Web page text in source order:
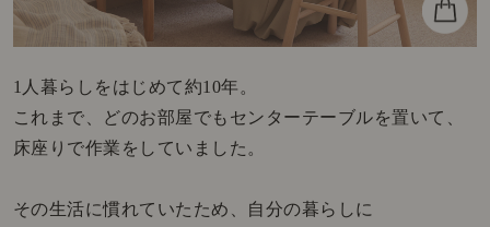
1人暮らしをはじめて約10年。
これまで、どのお部屋でもセンターテーブルを置いて、
床座りで作業をしていました。
その生活に慣れていたため、自分の暮らしに